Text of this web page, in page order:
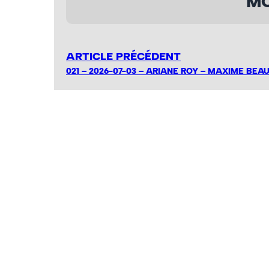
ARTICLE PRÉCÉDENT
021 – 2026-07-03 – ARIANE ROY – MAXIME